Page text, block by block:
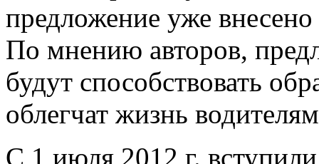
предложение уже
По мнению авторов,
будут способствовать
облегчат жизнь
C 1 июля 2012 г.